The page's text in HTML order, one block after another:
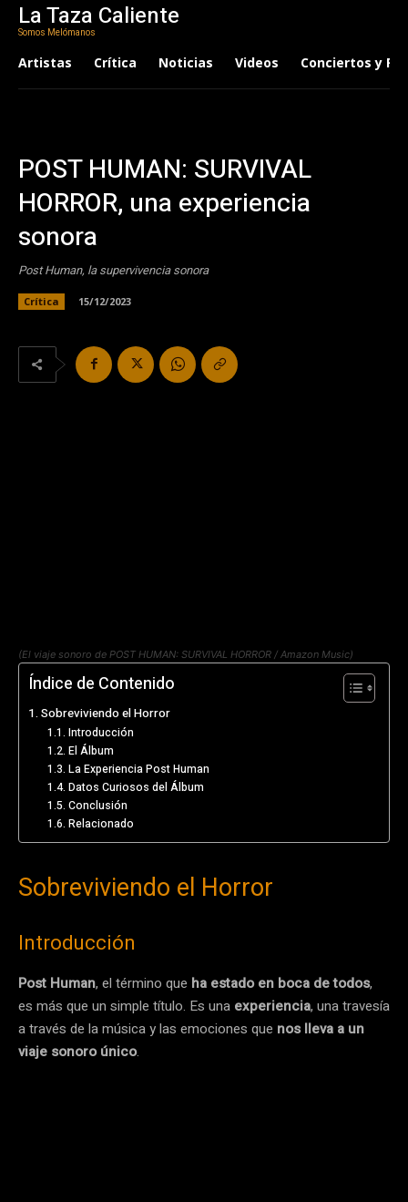
La Taza Caliente
Somos Melómanos
Artistas Crítica Noticias Videos Conciertos y
POST HUMAN: SURVIVAL
HORROR, una experiencia
sonora
Post Human, la supervivencia sonora
Crítica 15/12/2023
(El viaje sonoro de POST HUMAN: SURVIVAL HORROR / Amazon Music)
Índice de Contenido
Sobreviviendo el Horror
Introducción
El Álbum
La Experiencia Post Human
Datos Curiosos del Álbum
Conclusión
Relacionado
Sobreviviendo el Horror
Introducción
Post Human, el término que ha estado en boca de todos,
es más que un simple título. Es una experiencia, una travesía
a través de la música y las emociones que nos lleva a un
viaje sonoro único.